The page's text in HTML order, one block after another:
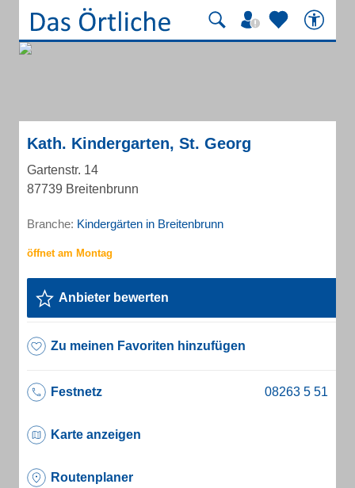
Kath. Kindergarten, St. Georg
Gartenstr. 14
87739 Breitenbrunn
Branche: Kindergärten in Breitenbrunn
Anbieter bewerten
Zu meinen Favoriten hinzufügen
Festnetz
Karte anzeigen
Routenplaner